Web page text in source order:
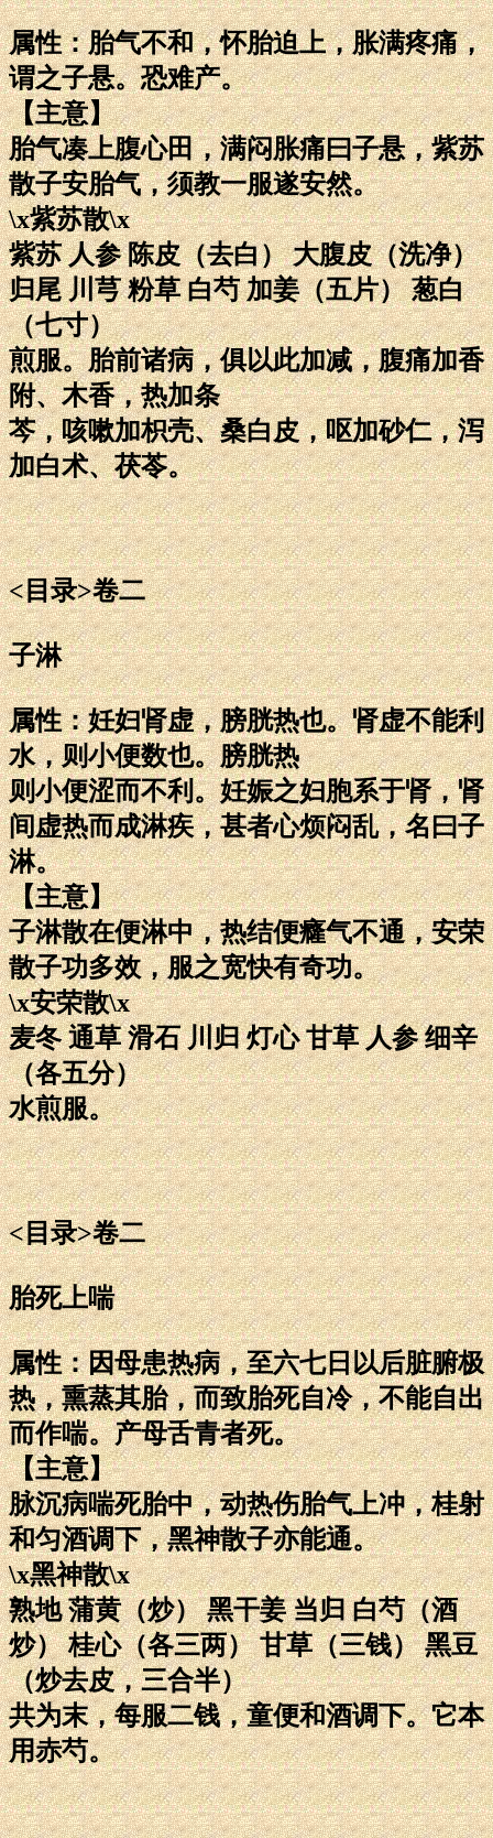
属性：胎气不和，怀胎迫上，胀满疼痛，
谓之子悬。恐难产。
【主意】
胎气凑上腹心田，满闷胀痛曰子悬，紫苏
散子安胎气，须教一服遂安然。
\x紫苏散\x
紫苏 人参 陈皮（去白） 大腹皮（洗净）
归尾 川芎 粉草 白芍 加姜（五片） 葱白
（七寸）
煎服。胎前诸病，俱以此加减，腹痛加香
附、木香，热加条
芩，咳嗽加枳壳、桑白皮，呕加砂仁，泻
加白术、茯苓。
<目录>卷二
子淋
属性：妊妇肾虚，膀胱热也。肾虚不能利
水，则小便数也。膀胱热
则小便涩而不利。妊娠之妇胞系于肾，肾
间虚热而成淋疾，甚者心烦闷乱，名曰子
淋。
【主意】
子淋散在便淋中，热结便癃气不通，安荣
散子功多效，服之宽快有奇功。
\x安荣散\x
麦冬 通草 滑石 川归 灯心 甘草 人参 细辛
（各五分）
水煎服。
<目录>卷二
胎死上喘
属性：因母患热病，至六七日以后脏腑极
热，熏蒸其胎，而致胎死自冷，不能自出
而作喘。产母舌青者死。
【主意】
脉沉病喘死胎中，动热伤胎气上冲，桂射
和匀酒调下，黑神散子亦能通。
\x黑神散\x
熟地 蒲黄（炒） 黑干姜 当归 白芍（酒
炒） 桂心（各三两） 甘草（三钱） 黑豆
（炒去皮，三合半）
共为末，每服二钱，童便和酒调下。它本
用赤芍。